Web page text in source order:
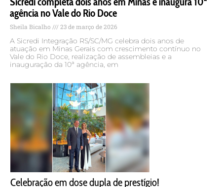
agência no Vale do Rio Doce
Sheila Bicalho 23 de março de 2026
A Sicredi Integração RS/SC/MG celebra dois anos de
atuação em Minas Gerais com crescimento contínuo no
Vale do Rio Doce, realização de assembleias e a
inauguração da 10ª agência, em
Celebração em dose dupla de prestígio!